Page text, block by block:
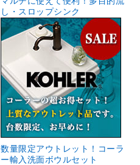
し・スロップシンク
数量限定アウトレット！コーラ
ー輸入洗面ボウルセット